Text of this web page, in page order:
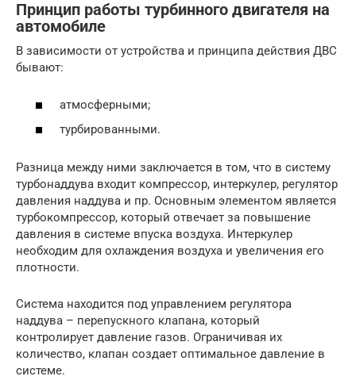
Принцип работы турбинного двигателя на
автомобиле
В зависимости от устройства и принципа действия ДВС
бывают:
атмосферными;
турбированными.
Разница между ними заключается в том, что в систему
турбонаддува входит компрессор, интеркулер, регулятор
давления наддува и пр. Основным элементом является
турбокомпрессор, который отвечает за повышение
давления в системе впуска воздуха. Интеркулер
необходим для охлаждения воздуха и увеличения его
плотности.
Система находится под управлением регулятора
наддува – перепускного клапана, который
контролирует давление газов. Ограничивая их
количество, клапан создает оптимальное давление в
системе.